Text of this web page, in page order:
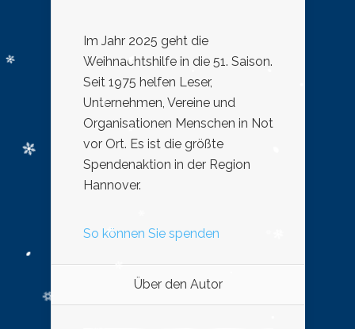
Im Jahr 2025 geht die
Weihnachtshilfe in die 51. Saison.
Seit 1975 helfen Leser,
Unternehmen, Vereine und
Organisationen Menschen in Not
vor Ort. Es ist die größte
Spendenaktion in der Region
Hannover.
So können Sie spenden
Über den Autor